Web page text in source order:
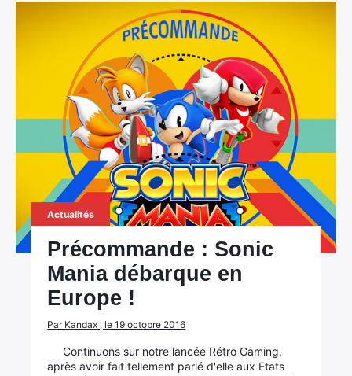
Actualités
Précommande : Sonic
Mania débarque en
Europe !
Par Kandax , le 19 octobre 2016
Continuons sur notre lancée Rétro Gaming,
après avoir fait tellement parlé d'elle aux Etats